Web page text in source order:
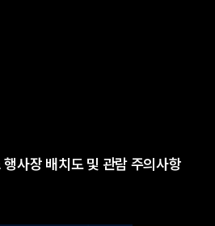
사장 배치도 및 관람 주의사항